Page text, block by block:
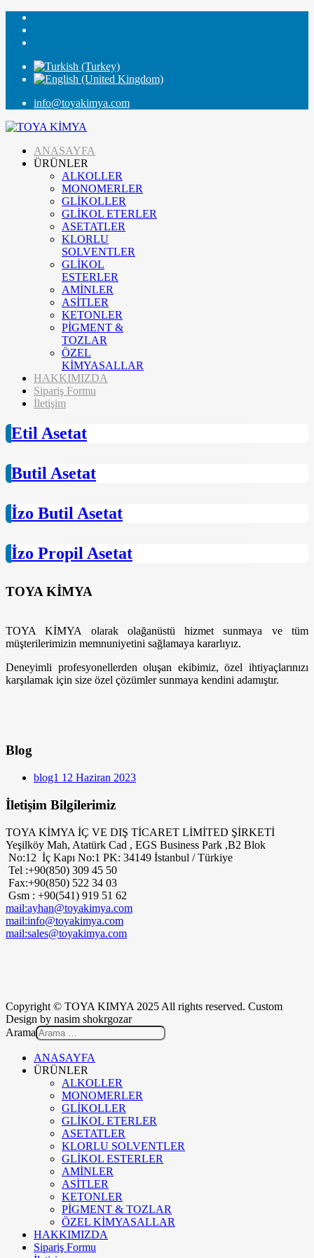
info@toyakimya.com
ANASAYFA
ÜRÜNLER
ALKOLLER
MONOMERLER
GLİKOLLER
GLİKOL ETERLER
ASETATLER
KLORLU
SOLVENTLER
GLİKOL
ESTERLER
AMİNLER
ASİTLER
KETONLER
PİGMENT &
TOZLAR
ÖZEL
KİMYASALLAR
HAKKIMIZDA
Sipariş Formu
İletişim
Etil Asetat
Butil Asetat
İzo Butil Asetat
İzo Propil Asetat
TOYA KİMYA
TOYA KİMYA olarak olağanüstü hizmet sunmaya ve tüm
müşterilerimizin memnuniyetini sağlamaya kararlıyız.
Deneyimli profesyonellerden oluşan ekibimiz, özel ihtiyaçlarınızı
karşılamak için size özel çözümler sunmaya kendini adamıştır.
Blog
blog1 12 Haziran 2023
İletişim Bilgilerimiz
TOYA KİMYA İÇ VE DIŞ TİCARET LİMİTED ŞİRKETİ
Yeşilköy Mah, Atatürk Cad , EGS Business Park ,B2 Blok
No:12 İç Kapı No:1 PK: 34149 İstanbul / Türkiye
Tel :+90(850) 309 45 50
Fax:+90(850) 522 34 03
Gsm : +90(541) 919 51 62
mail:ayhan@toyakimya.com
mail:info@toyakimya.com
mail:sales@toyakimya.com
Copyright © TOYA KIMYA 2025 All rights reserved. Custom
Design by nasim shokrgozar
Arama
ANASAYFA
ÜRÜNLER
ALKOLLER
MONOMERLER
GLİKOLLER
GLİKOL ETERLER
ASETATLER
KLORLU SOLVENTLER
GLİKOL ESTERLER
AMİNLER
ASİTLER
KETONLER
PİGMENT & TOZLAR
ÖZEL KİMYASALLAR
HAKKIMIZDA
Sipariş Formu